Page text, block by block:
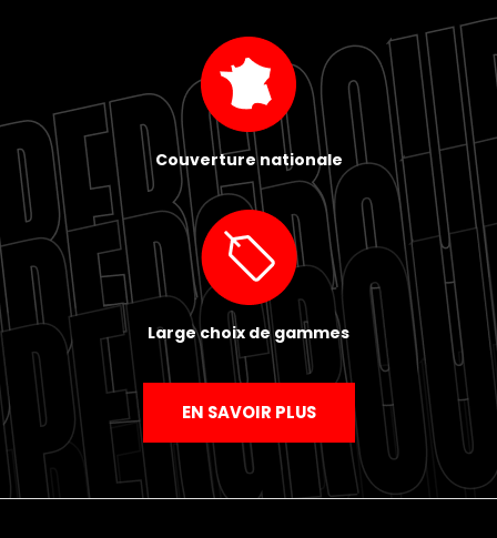
Couverture nationale
Large choix de gammes
EN SAVOIR PLUS